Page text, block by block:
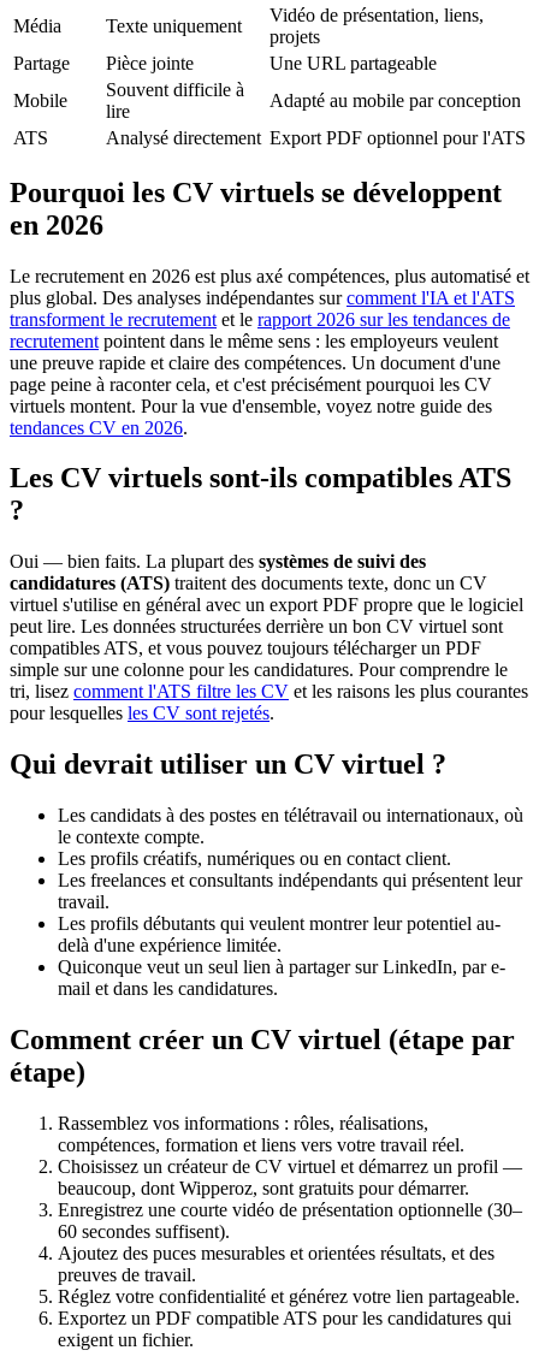
Média Texte uniquement
Vidéo de présentation, liens,
projets
Partage
Pièce jointe
Une URL partageable
Mobile
Souvent difficile à
lire
Adapté au mobile par conception
ATS
Analysé directement Export PDF optionnel pour l'ATS
Pourquoi les CV virtuels se développent
en 2026
Le recrutement en 2026 est plus axé compétences, plus automatisé et
plus global. Des analyses indépendantes surcomment l'IA et l'ATS
transforment le recrutement et le rapport 2026 sur les tendances de
recrutement pointent dans le même sens : les employeurs veulent
une preuve rapide et claire des compétences. Un document d'une
page peine à raconter cela, et c'est précisément pourquoi les CV
virtuels montent. Pour la vue d'ensemble, voyez notre guide des
tendances CV en 2026.
Les CV virtuels sont-ils compatibles ATS
?
Oui — bien faits. La plupart des systèmes de suivi des
candidatures (ATS) traitent des documents texte, donc un CV
virtuel s'utilise en général avec un export PDF propre que le logiciel
peut lire. Les données structurées derrière un bon CV virtuel sont
compatibles ATS, et vous pouvez toujours télécharger un PDF
simple sur une colonne pour les candidatures. Pour comprendre le
tri, lisez comment l'ATS filtre les CV et les raisons les plus courantes
pour lesquelles les CV sont rejetés.
Qui devrait utiliser un CV virtuel ?
Les candidats à des postes en télétravail ou internationaux, où
le contexte compte.
Les profils créatifs, numériques ou en contact client.
Les freelances et consultants indépendants qui présentent leur
travail.
Les profils débutants qui veulent montrer leur potentiel au-
delà d'une expérience limitée.
Quiconque veut un seul lien à partager sur LinkedIn, par e-
mail et dans les candidatures.
Comment créer un CV virtuel (étape par
étape)
Rassemblez vos informations : rôles, réalisations,
compétences, formation et liens vers votre travail réel.
Choisissez un créateur de CV virtuel et démarrez un profil —
beaucoup, dont Wipperoz, sont gratuits pour démarrer.
Enregistrez une courte vidéo de présentation optionnelle (30–
60 secondes suffisent).
Ajoutez des puces mesurables et orientées résultats, et des
preuves de travail.
Réglez votre confidentialité et générez votre lien partageable.
Exportez un PDF compatible ATS pour les candidatures qui
exigent un fichier.